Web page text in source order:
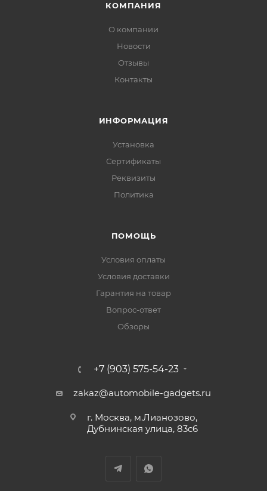
КОМПАНИЯ
О компании
Новости
Отзывы
Контакты
ИНФОРМАЦИЯ
Установка
Сертификаты
Реквизиты
Политика
ПОМОЩЬ
Условия оплаты
Условия доставки
Гарантия на товар
Вопрос-ответ
Обзоры
+7 (903) 575-54-23
zakaz@automobile-gadgets.ru
г. Москва, м.Лианозово,
Дубнинская улица, 83с6